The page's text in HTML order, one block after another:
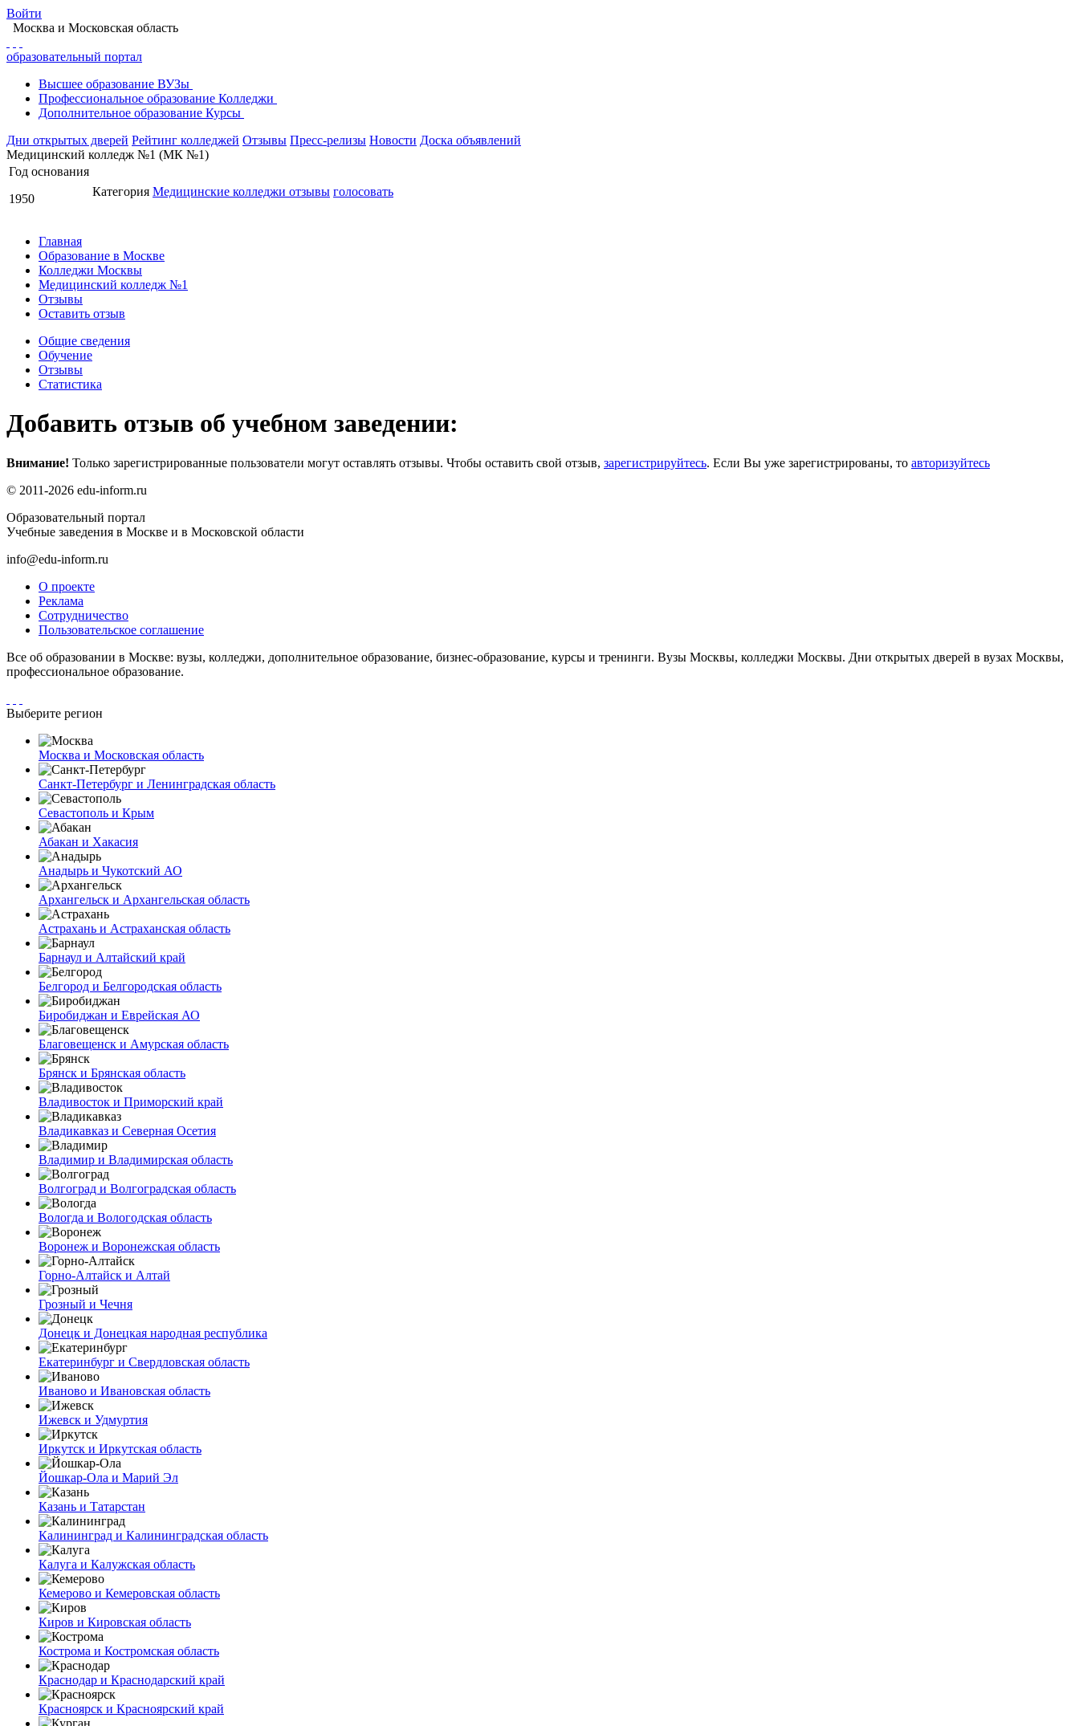
Войти
Москва и Московская область
образовательный портал
Высшее образование ВУЗы
Профессиональное образование Колледжи
Дополнительное образование Курсы
Дни открытых дверей Рейтинг колледжей Отзывы Пресс-релизы Новости Доска объявлений
Медицинский колледж №1 (МК №1)
Год основания
1950
Категория Медицинские колледжи отзывы голосовать
Главная
Образование в Москве
Колледжи Москвы
Медицинский колледж №1
Отзывы
Оставить отзыв
Общие сведения
Обучение
Отзывы
Статистика
Добавить отзыв об учебном заведении:
Внимание! Только зарегистрированные пользователи могут оставлять отзывы. Чтобы оставить свой отзыв, зарегистрируйтесь. Если Вы уже зарегистрированы, то авторизуйтесь
© 2011-2026 edu-inform.ru
Образовательный портал
Учебные заведения в Москве и в Московской области
info@edu-inform.ru
О проекте
Реклама
Сотрудничество
Пользовательское соглашение
Все об образовании в Москве: вузы, колледжи, дополнительное образование, бизнес-образование, курсы и тренинги. Вузы Москвы, колледжи Москвы. Дни открытых дверей в вузах Москвы,
профессиональное образование.
Выберите регион
Москва и Московская область
Санкт-Петербург и Ленинградская область
Севастополь и Крым
Абакан и Хакасия
Анадырь и Чукотский АО
Архангельск и Архангельская область
Астрахань и Астраханская область
Барнаул и Алтайский край
Белгород и Белгородская область
Биробиджан и Еврейская АО
Благовещенск и Амурская область
Брянск и Брянская область
Владивосток и Приморский край
Владикавказ и Северная Осетия
Владимир и Владимирская область
Волгоград и Волгоградская область
Вологда и Вологодская область
Воронеж и Воронежская область
Горно-Алтайск и Алтай
Грозный и Чечня
Донецк и Донецкая народная республика
Екатеринбург и Свердловская область
Иваново и Ивановская область
Ижевск и Удмуртия
Иркутск и Иркутская область
Йошкар-Ола и Марий Эл
Казань и Татарстан
Калининград и Калининградская область
Калуга и Калужская область
Кемерово и Кемеровская область
Киров и Кировская область
Кострома и Костромская область
Краснодар и Краснодарский край
Красноярск и Красноярский край